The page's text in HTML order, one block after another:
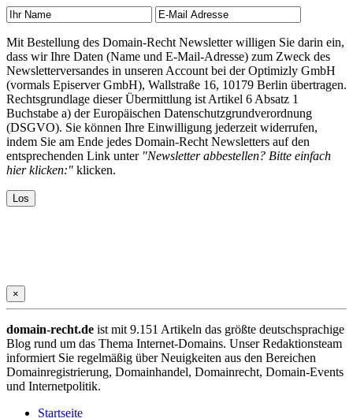
Mit Bestellung des Domain-Recht Newsletter willigen Sie darin ein,
dass wir Ihre Daten (Name und E-Mail-Adresse) zum Zweck des
Newsletterversandes in unseren Account bei der Optimizly GmbH
(vormals Episerver GmbH), Wallstraße 16, 10179 Berlin übertragen.
Rechtsgrundlage dieser Übermittlung ist Artikel 6 Absatz 1
Buchstabe a) der Europäischen Datenschutzgrundverordnung
(DSGVO). Sie können Ihre Einwilligung jederzeit widerrufen,
indem Sie am Ende jedes Domain-Recht Newsletters auf den
entsprechenden Link unter "Newsletter abbestellen? Bitte einfach
hier klicken:" klicken.
×
domain-recht.de ist mit 9.151 Artikeln das größte deutschsprachige
Blog rund um das Thema Internet-Domains. Unser Redaktionsteam
informiert Sie regelmäßig über Neuigkeiten aus den Bereichen
Domainregistrierung, Domainhandel, Domainrecht, Domain-Events
und Internetpolitik.
Startseite